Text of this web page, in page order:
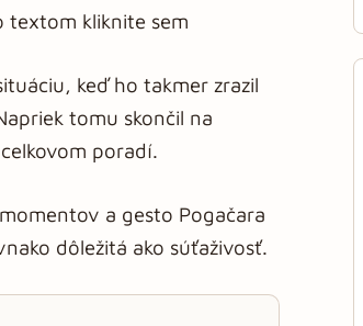
textom kliknite sem
keď ho takmer zrazil
tomu skončil na
poradí.
a gesto Pogačara
dôležitá ako súťaživosť.